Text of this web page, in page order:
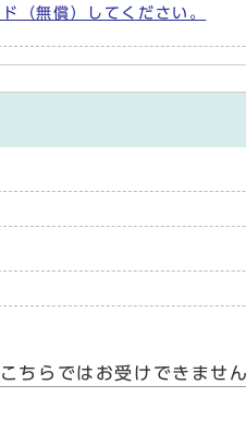
無償）してください。
ちらではお受けできませ